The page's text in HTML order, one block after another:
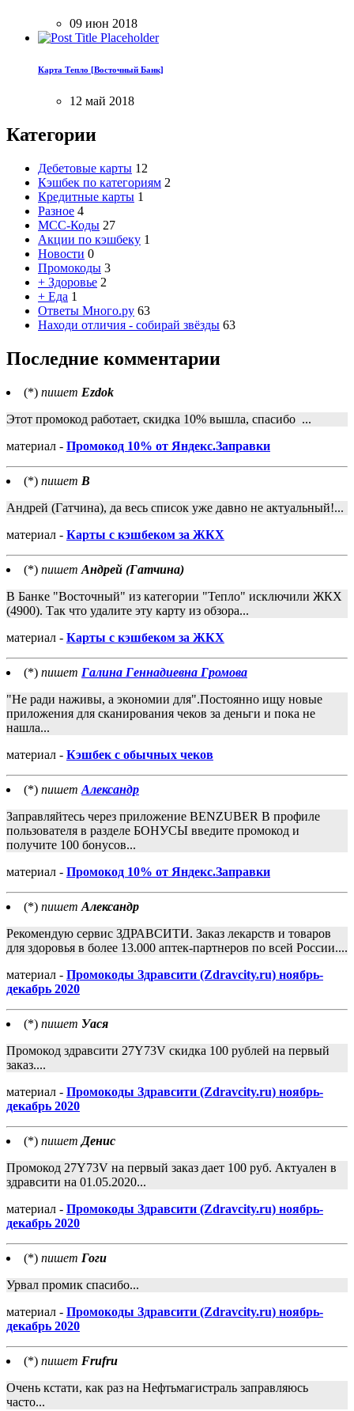
09 июн 2018
Карта Тепло [Восточный Банк]
12 май 2018
Категории
Дебетовые карты 12
Кэшбек по категориям 2
Кредитные карты 1
Разное 4
MCC-Коды 27
Акции по кэшбеку 1
Новости 0
Промокоды 3
+ Здоровье 2
+ Еда 1
Ответы Много.ру 63
Находи отличия - собирай звёзды 63
Последние комментарии
(*) пишет Ezdok
Этот промокод работает, скидка 10% вышла, спасибо ...
материал - Промокод 10% от Яндекс.Заправки
(*) пишет В
Андрей (Гатчина), да весь список уже давно не актуальный!...
материал - Карты с кэшбеком за ЖКХ
(*) пишет Андрей (Гатчина)
В Банке "Восточный" из категории "Тепло" исключили ЖКХ
(4900). Так что удалите эту карту из обзора...
материал - Карты с кэшбеком за ЖКХ
(*) пишет Галина Геннадиевна Громова
"Не ради наживы, а экономии для".Постоянно ищу новые
приложения для сканирования чеков за деньги и пока не
нашла...
материал - Кэшбек с обычных чеков
(*) пишет Александр
Заправляйтесь через приложение BENZUBER В профиле
пользователя в разделе БОНУСЫ введите промокод и
получите 100 бонусов...
материал - Промокод 10% от Яндекс.Заправки
(*) пишет Александр
Рекомендую сервис ЗДРАВСИТИ. Заказ лекарств и товаров
для здоровья в более 13.000 аптек-партнеров по всей России....
материал - Промокоды Здравсити (Zdravcity.ru) ноябрь-
декабрь 2020
(*) пишет Уася
Промокод здравсити 27Y73V скидка 100 рублей на первый
заказ....
материал - Промокоды Здравсити (Zdravcity.ru) ноябрь-
декабрь 2020
(*) пишет Денис
Промокод 27Y73V на первый заказ дает 100 руб. Актуален в
здравсити на 01.05.2020...
материал - Промокоды Здравсити (Zdravcity.ru) ноябрь-
декабрь 2020
(*) пишет Гоги
Урвал промик спасибо...
материал - Промокоды Здравсити (Zdravcity.ru) ноябрь-
декабрь 2020
(*) пишет Frufru
Очень кстати, как раз на Нефтьмагистраль заправляюсь
часто...